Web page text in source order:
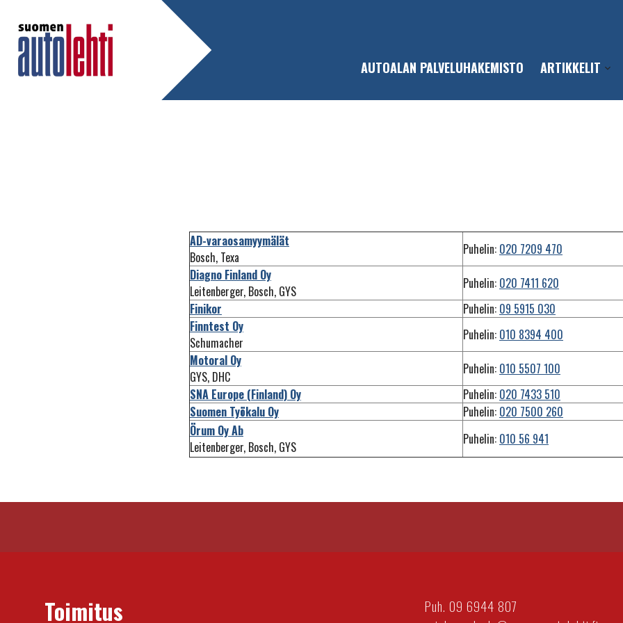
AUTOALAN PALVELUHAKEMISTO ARTIKKELIT
sub-
AD-varaosamyymälät
Bosch, Texa
Puhelin: 020 7209 470
Diagno Finland Oy
Leitenberger, Bosch, GYS
Puhelin: 020 7411 620
Finikor
Puhelin: 09 5915 030
Finntest Oy
Schumacher
Puhelin: 010 8394 400
Motoral Oy
GYS, DHC
Puhelin: 010 5507 100
SNA Europe (Finland) Oy
Puhelin: 020 7433 510
Suomen Työkalu Oy
Puhelin: 020 7500 260
Örum Oy Ab
Leitenberger, Bosch, GYS
Puhelin: 010 56 941
Toimitus
Puh. 09 6944 807